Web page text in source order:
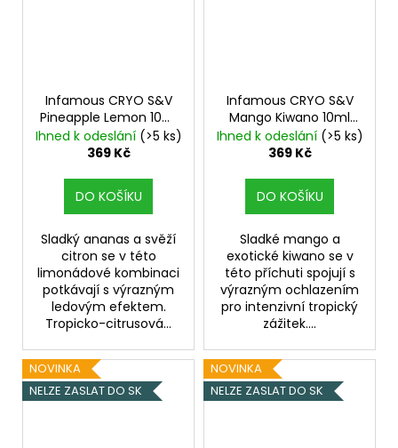
Infamous CRYO S&V
Pineapple Lemon 10ml
Ledový ananas s
citrónem
Ihned k odeslání (>5 ks)
369 Kč
DO KOŠÍKU
Sladký ananas a svěží
citron se v této
limonádové kombinaci
potkávají s výrazným
ledovým efektem.
Tropicko-citrusová...
Infamous CRYO S&V
Mango Kiwano 10ml
Chladivé Kiwano s
mangem
Ihned k odeslání (>5 ks)
369 Kč
DO KOŠÍKU
Sladké mango a
exotické kiwano se v
této příchuti spojují s
výrazným ochlazením
pro intenzivní tropický
zážitek....
NOVINKA
NELZE ZASLAT DO SK
NOVINKA
NELZE ZASLAT DO SK